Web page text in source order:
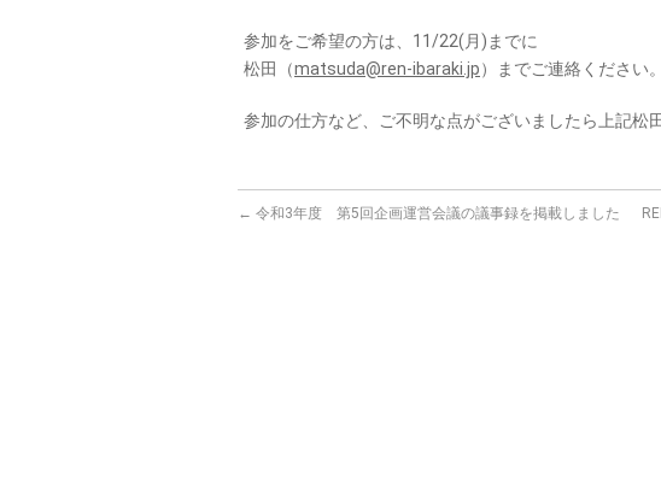
参加をご希望の方は、11/22(月)までに
松田（matsuda@ren-ibaraki.jp）までご連絡ください。
参加の仕方など、ご不明な点がございましたら上記松
← 令和3年度 第5回企画運営会議の議事録を掲載しました